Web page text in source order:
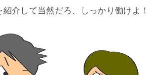
介して当然だろ、しっかり働けよ！